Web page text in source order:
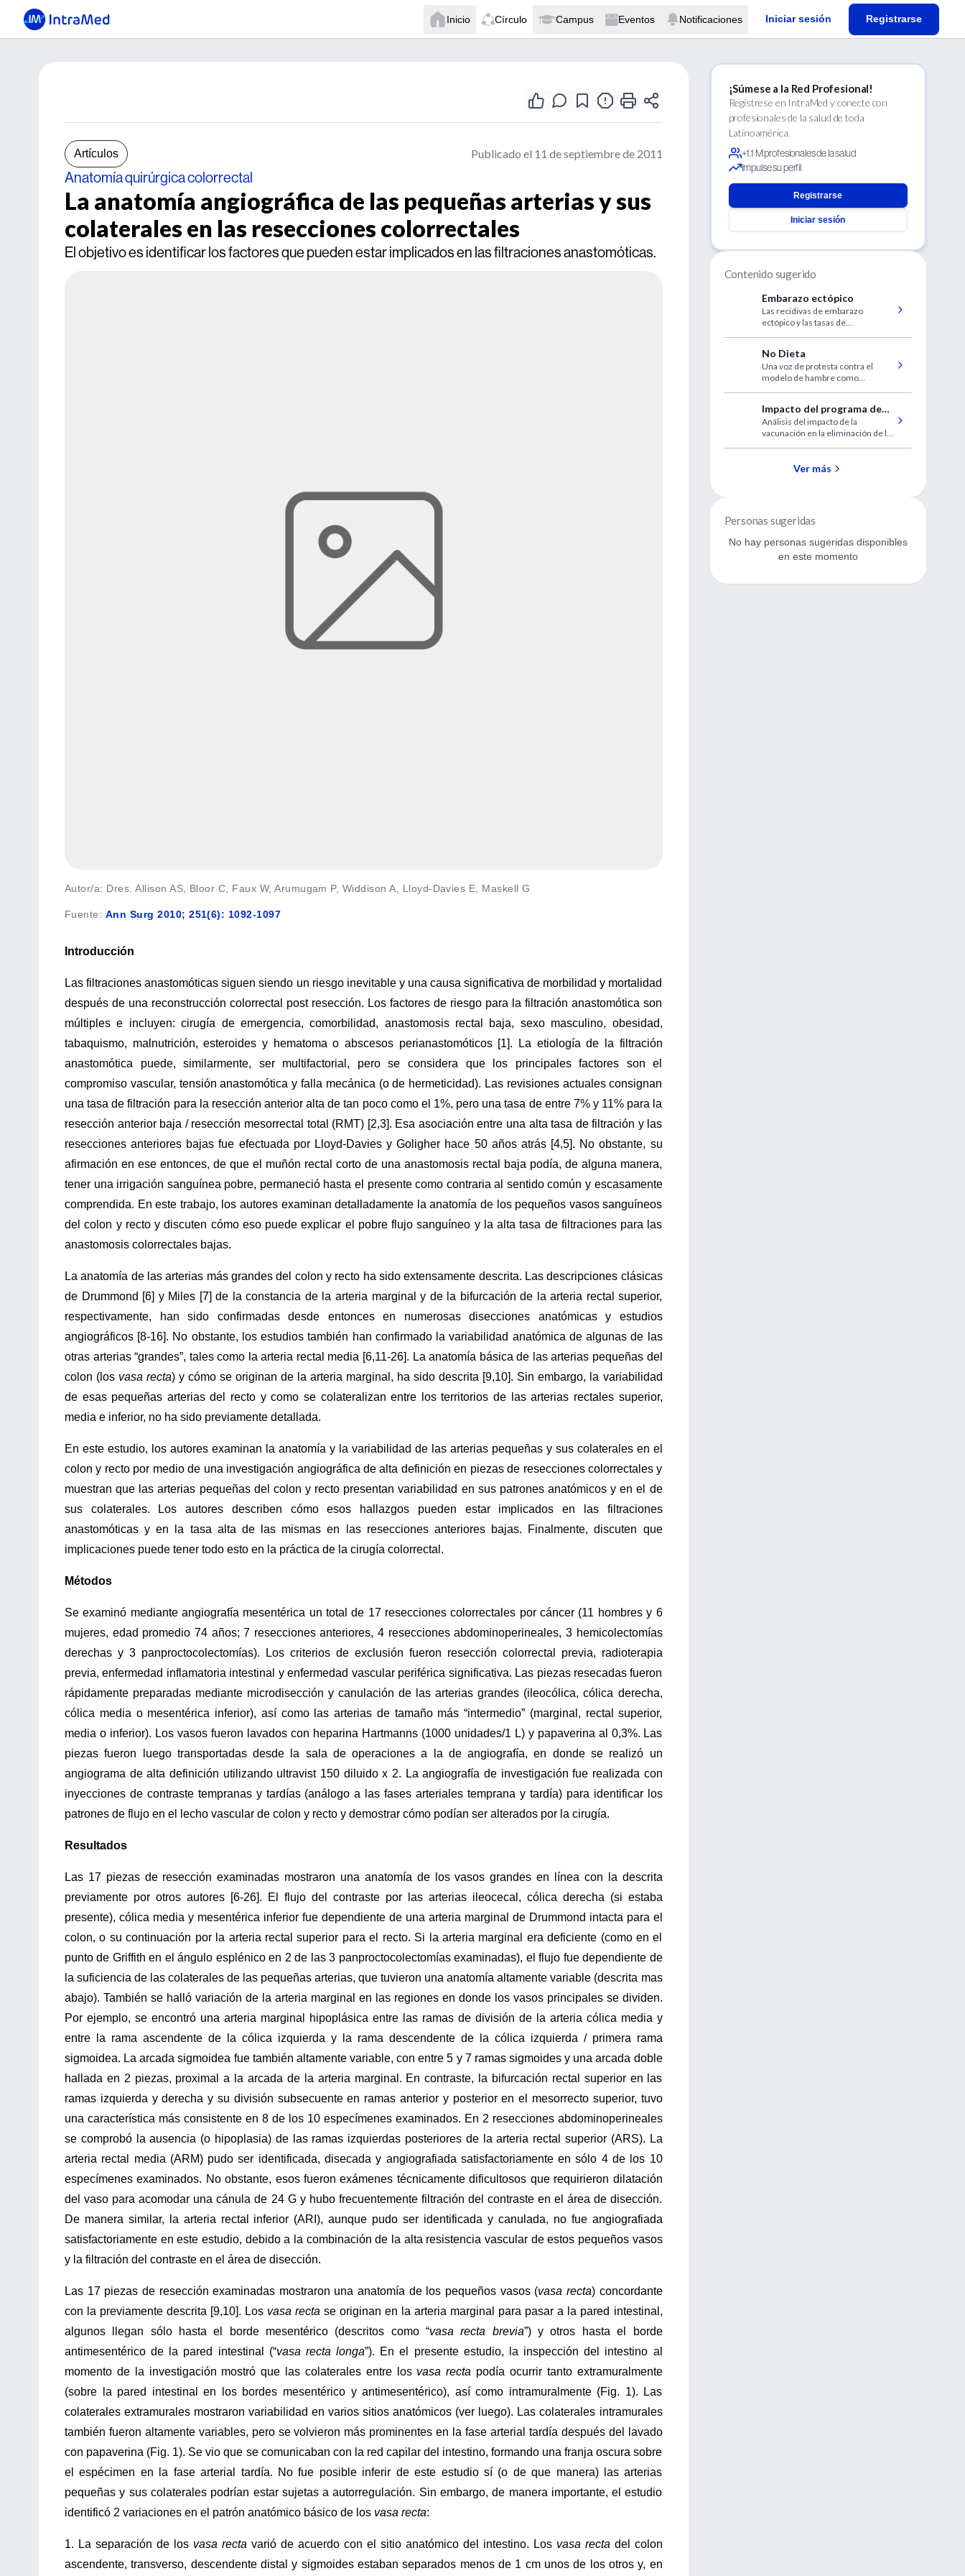
Inicio Círculo Campus Eventos Notificaciones Iniciar sesión Registrarse
Artículos Publicado el 11 de septiembre de 2011
Anatomía quirúrgica colorrectal
La anatomía angiográfica de las pequeñas arterias y sus
colaterales en las resecciones colorrectales
El objetivo es identificar los factores que pueden estar implicados en las filtraciones anastomóticas.
Autor/a: Dres. Allison AS, Bloor C, Faux W, Arumugam P, Widdison A, Lloyd-Davies E, Maskell G
Fuente: Ann Surg 2010; 251(6): 1092-1097
Introducción
Las filtraciones anastomóticas siguen siendo un riesgo inevitable y una causa significativa de morbilidad y mortalidad
después de una reconstrucción colorrectal post resección. Los factores de riesgo para la filtración anastomótica son
múltiples e incluyen: cirugía de emergencia, comorbilidad, anastomosis rectal baja, sexo masculino, obesidad,
tabaquismo, malnutrición, esteroides y hematoma o abscesos perianastomóticos [1]. La etiología de la filtración
anastomótica puede, similarmente, ser multifactorial, pero se considera que los principales factores son el
compromiso vascular, tensión anastomótica y falla mecánica (o de hermeticidad). Las revisiones actuales consignan
una tasa de filtración para la resección anterior alta de tan poco como el 1%, pero una tasa de entre 7% y 11% para la
resección anterior baja / resección mesorrectal total (RMT) [2,3]. Esa asociación entre una alta tasa de filtración y las
resecciones anteriores bajas fue efectuada por Lloyd-Davies y Goligher hace 50 años atrás [4,5]. No obstante, su
afirmación en ese entonces, de que el muñón rectal corto de una anastomosis rectal baja podía, de alguna manera,
tener una irrigación sanguínea pobre, permaneció hasta el presente como contraria al sentido común y escasamente
comprendida. En este trabajo, los autores examinan detalladamente la anatomía de los pequeños vasos sanguíneos
del colon y recto y discuten cómo eso puede explicar el pobre flujo sanguíneo y la alta tasa de filtraciones para las
anastomosis colorrectales bajas.
La anatomía de las arterias más grandes del colon y recto ha sido extensamente descrita. Las descripciones clásicas
de Drummond [6] y Miles [7] de la constancia de la arteria marginal y de la bifurcación de la arteria rectal superior,
respectivamente, han sido confirmadas desde entonces en numerosas disecciones anatómicas y estudios
angiográficos [8-16]. No obstante, los estudios también han confirmado la variabilidad anatómica de algunas de las
otras arterias “grandes”, tales como la arteria rectal media [6,11-26]. La anatomía básica de las arterias pequeñas del
colon (los vasa recta) y cómo se originan de la arteria marginal, ha sido descrita [9,10]. Sin embargo, la variabilidad
de esas pequeñas arterias del recto y como se colateralizan entre los territorios de las arterias rectales superior,
media e inferior, no ha sido previamente detallada.
En este estudio, los autores examinan la anatomía y la variabilidad de las arterias pequeñas y sus colaterales en el
colon y recto por medio de una investigación angiográfica de alta definición en piezas de resecciones colorrectales y
muestran que las arterias pequeñas del colon y recto presentan variabilidad en sus patrones anatómicos y en el de
sus colaterales. Los autores describen cómo esos hallazgos pueden estar implicados en las filtraciones
anastomóticas y en la tasa alta de las mismas en las resecciones anteriores bajas. Finalmente, discuten que
implicaciones puede tener todo esto en la práctica de la cirugía colorrectal.
Métodos
Se examinó mediante angiografía mesentérica un total de 17 resecciones colorrectales por cáncer (11 hombres y 6
mujeres, edad promedio 74 años; 7 resecciones anteriores, 4 resecciones abdominoperineales, 3 hemicolectomías
derechas y 3 panproctocolectomías). Los criterios de exclusión fueron resección colorrectal previa, radioterapia
previa, enfermedad inflamatoria intestinal y enfermedad vascular periférica significativa. Las piezas resecadas fueron
rápidamente preparadas mediante microdisección y canulación de las arterias grandes (ileocólica, cólica derecha,
cólica media o mesentérica inferior), así como las arterias de tamaño más “intermedio” (marginal, rectal superior,
media o inferior). Los vasos fueron lavados con heparina Hartmanns (1000 unidades/1 L) y papaverina al 0,3%. Las
piezas fueron luego transportadas desde la sala de operaciones a la de angiografía, en donde se realizó un
angiograma de alta definición utilizando ultravist 150 diluido x 2. La angiografía de investigación fue realizada con
inyecciones de contraste tempranas y tardías (análogo a las fases arteriales temprana y tardía) para identificar los
patrones de flujo en el lecho vascular de colon y recto y demostrar cómo podían ser alterados por la cirugía.
Resultados
Las 17 piezas de resección examinadas mostraron una anatomía de los vasos grandes en línea con la descrita
previamente por otros autores [6-26]. El flujo del contraste por las arterias ileocecal, cólica derecha (si estaba
presente), cólica media y mesentérica inferior fue dependiente de una arteria marginal de Drummond intacta para el
colon, o su continuación por la arteria rectal superior para el recto. Si la arteria marginal era deficiente (como en el
punto de Griffith en el ángulo esplénico en 2 de las 3 panproctocolectomías examinadas), el flujo fue dependiente de
la suficiencia de las colaterales de las pequeñas arterias, que tuvieron una anatomía altamente variable (descrita mas
abajo). También se halló variación de la arteria marginal en las regiones en donde los vasos principales se dividen.
Por ejemplo, se encontró una arteria marginal hipoplásica entre las ramas de división de la arteria cólica media y
entre la rama ascendente de la cólica izquierda y la rama descendente de la cólica izquierda / primera rama
sigmoidea. La arcada sigmoidea fue también altamente variable, con entre 5 y 7 ramas sigmoides y una arcada doble
hallada en 2 piezas, proximal a la arcada de la arteria marginal. En contraste, la bifurcación rectal superior en las
ramas izquierda y derecha y su división subsecuente en ramas anterior y posterior en el mesorrecto superior, tuvo
una característica más consistente en 8 de los 10 especímenes examinados. En 2 resecciones abdominoperineales
se comprobó la ausencia (o hipoplasia) de las ramas izquierdas posteriores de la arteria rectal superior (ARS). La
arteria rectal media (ARM) pudo ser identificada, disecada y angiografiada satisfactoriamente en sólo 4 de los 10
especímenes examinados. No obstante, esos fueron exámenes técnicamente dificultosos que requirieron dilatación
del vaso para acomodar una cánula de 24 G y hubo frecuentemente filtración del contraste en el área de disección.
De manera similar, la arteria rectal inferior (ARI), aunque pudo ser identificada y canulada, no fue angiografiada
satisfactoriamente en este estudio, debido a la combinación de la alta resistencia vascular de estos pequeños vasos
y la filtración del contraste en el área de disección.
Las 17 piezas de resección examinadas mostraron una anatomía de los pequeños vasos (vasa recta) concordante
con la previamente descrita [9,10]. Los vasa rectase originan en la arteria marginal para pasar a la pared intestinal,
algunos llegan sólo hasta el borde mesentérico (descritos como “vasa recta brevia”) y otros hasta el borde
antimesentérico de la pared intestinal (“vasa recta longa”). En el presente estudio, la inspección del intestino al
momento de la investigación mostró que las colaterales entre los vasa recta podía ocurrir tanto extramuralmente
(sobre la pared intestinal en los bordes mesentérico y antimesentérico), así como intramuralmente (Fig. 1). Las
colaterales extramurales mostraron variabilidad en varios sitios anatómicos (ver luego). Las colaterales intramurales
también fueron altamente variables, pero se volvieron más prominentes en la fase arterial tardía después del lavado
con papaverina (Fig. 1). Se vio que se comunicaban con la red capilar del intestino, formando una franja oscura sobre
el espécimen en la fase arterial tardía. No fue posible inferir de este estudio sí (o de que manera) las arterias
pequeñas y sus colaterales podrían estar sujetas a autorregulación. Sin embargo, de manera importante, el estudio
identificó 2 variaciones en el patrón anatómico básico de los vasa recta:
1. La separación de los vasa recta varió de acuerdo con el sitio anatómico del intestino. Los vasa recta del colon
ascendente, transverso, descendente distal y sigmoides estaban separados menos de 1 cm unos de los otros y, en
¡Súmese a la Red Profesional!
Regístrese en IntraMed y conecte con
profesionales de la salud de toda
Latinoamérica.
+1.1 M profesionales de la salud
Impulse su perfil
Registrarse
Iniciar sesión
Contenido sugerido
Embarazo ectópico
Las recidivas de embarazo
ectópico y las tasas de
médico como con el quirúrgico.
No Dieta
Una voz de protesta contra el
modelo de hambre como
Impacto del programa de
vacunación en la
mortalidad por varicela
Análisis del impacto de la
vacunación en la eliminación de la
Ver más
Personas sugeridas
No hay personas sugeridas disponibles
en este momento